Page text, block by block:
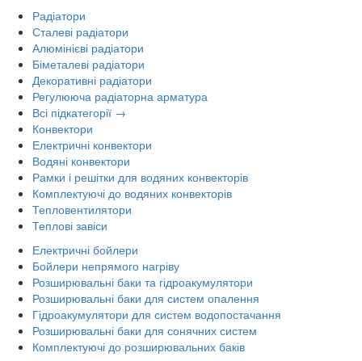
Радіатори
Сталеві радіатори
Алюмінієві радіатори
Біметалеві радіатори
Декоративні радіатори
Регулююча радіаторна арматура
Всі підкатегорії →
Конвектори
Електричні конвектори
Водяні конвектори
Рамки і решітки для водяних конвекторів
Комплектуючі до водяних конвекторів
Тепловентилятори
Теплові завіси
Електричні бойлери
Бойлери непрямого нагріву
Розширювальні баки та гідроакумулятори
Розширювальні баки для систем опалення
Гідроакумулятори для систем водопостачання
Розширювальні баки для сонячних систем
Комплектуючі до розширювальних баків